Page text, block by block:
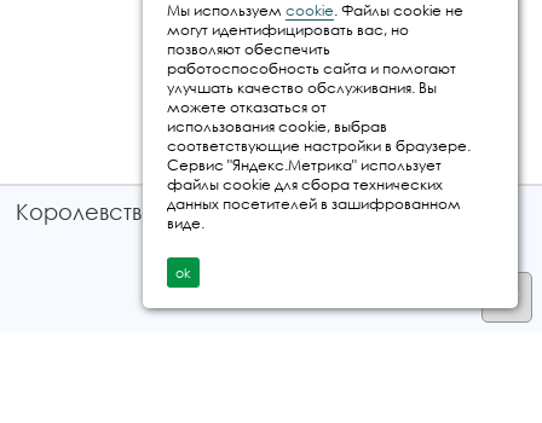
Королевство путешествий © 2026
Мы используем cookie. Файлы cookie не
могут идентифицировать вас, но
позволяют обеспечить
работоспособность сайта и помогают
улучшать качество обслуживания. Вы
можете отказаться от
использования cookie, выбрав
соответствующие настройки в браузере.
Сервис "Яндекс.Метрика" использует
файлы cookie для сбора технических
данных посетителей в зашифрованном
виде.
ok